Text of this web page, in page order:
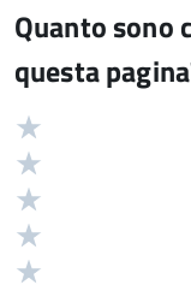
Quanto sono
questa
Valutazione